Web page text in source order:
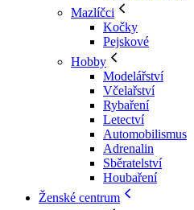
Mazlíčci
Kočky
Pejskové
Hobby
Modelářství
Včelařství
Rybaření
Letectví
Automobilismus
Adrenalin
Sběratelství
Houbaření
Ženské centrum